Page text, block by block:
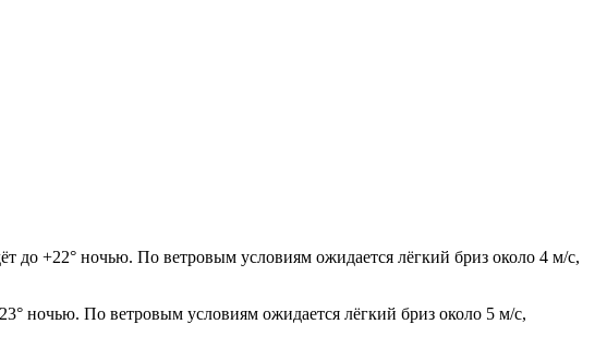
до +22° ночью. По ветровым условиям ожидается лёгкий бриз около 4 м/с,
ночью. По ветровым условиям ожидается лёгкий бриз около 5 м/с,